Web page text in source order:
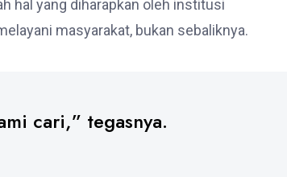
hal yang diharapkan oleh institusi
masyarakat, bukan sebaliknya.
cari,” tegasnya.